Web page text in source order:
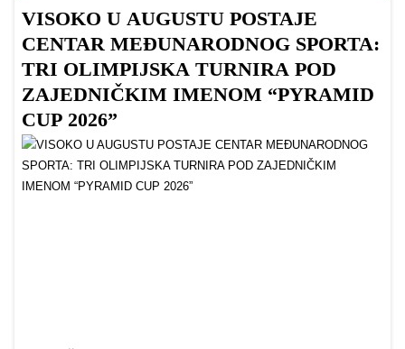
VISOKO U AUGUSTU POSTAJE
CENTAR MEĐUNARODNOG SPORTA:
TRI OLIMPIJSKA TURNIRA POD
ZAJEDNIČKIM IMENOM “PYRAMID
CUP 2026”